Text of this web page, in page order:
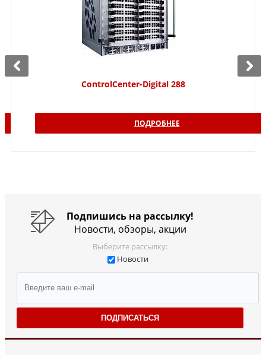
ControlCenter-Digital 288
ПОДРОБНЕЕ
Подпишись на рассылку!
Новости, обзоры, акции
Выберите рассылку:
Новости
ПОДПИСАТЬСЯ